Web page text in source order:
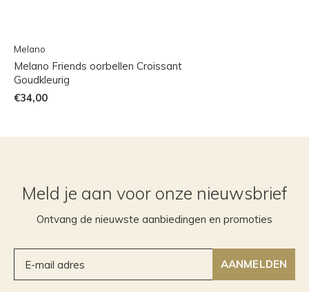
Melano
Melano Friends oorbellen Croissant
Goudkleurig
€34,00
Meld je aan voor onze nieuwsbrief
Ontvang de nieuwste aanbiedingen en promoties
AANMELDEN